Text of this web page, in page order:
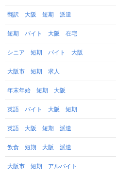
翻訳 大阪 短期 派遣
短期 バイト 大阪 在宅
シニア 短期 バイト 大阪
大阪市 短期 求人
年末年始 短期 大阪
英語 バイト 大阪 短期
英語 大阪 短期 派遣
飲食 短期 大阪 派遣
大阪市 短期 アルバイト